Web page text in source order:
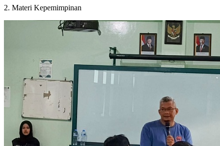
2. Materi Kepemimpinan